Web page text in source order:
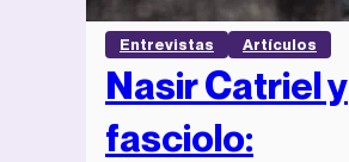
Entrevistas Artículos
Nasir Catriel y
fasciolo: